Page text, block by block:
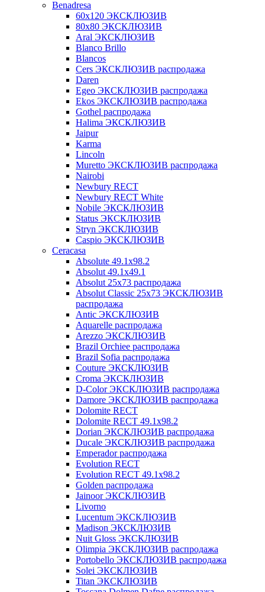
Benadresa
60х120 ЭКСКЛЮЗИВ
80х80 ЭКСКЛЮЗИВ
Aral ЭКСКЛЮЗИВ
Blanco Brillo
Blancos
Cers ЭКСКЛЮЗИВ распродажа
Daren
Egeo ЭКСКЛЮЗИВ распродажа
Ekos ЭКСКЛЮЗИВ распродажа
Gothel распродажа
Halima ЭКСКЛЮЗИВ
Jaipur
Karma
Lincoln
Muretto ЭКСКЛЮЗИВ распродажа
Nairobi
Newbury RECT
Newbury RECT White
Nobile ЭКСКЛЮЗИВ
Status ЭКСКЛЮЗИВ
Stryn ЭКСКЛЮЗИВ
Сaspio ЭКСКЛЮЗИВ
Ceracasa
Absolute 49.1x98.2
Absolut 49.1x49.1
Absolut 25x73 распродажа
Absolut Classic 25x73 ЭКСКЛЮЗИВ
распродажа
Antic ЭКСКЛЮЗИВ
Aquarelle распродажа
Arezzo ЭКСКЛЮЗИВ
Brazil Orchiee распродажа
Brazil Sofia распродажа
Couture ЭКСКЛЮЗИВ
Croma ЭКСКЛЮЗИВ
D-Color ЭКСКЛЮЗИВ распродажа
Damore ЭКСКЛЮЗИВ распродажа
Dolomite RECT
Dolomite RECT 49.1x98.2
Dorian ЭКСКЛЮЗИВ распродажа
Ducale ЭКСКЛЮЗИВ распродажа
Emperador распродажа
Evolution RECT
Evolution RECT 49.1x98.2
Golden распродажа
Jainoor ЭКСКЛЮЗИВ
Livorno
Lucentum ЭКСКЛЮЗИВ
Madison ЭКСКЛЮЗИВ
Nuit Gloss ЭКСКЛЮЗИВ
Olimpia ЭКСКЛЮЗИВ распродажа
Portobello ЭКСКЛЮЗИВ распродажа
Solei ЭКСКЛЮЗИВ
Titan ЭКСКЛЮЗИВ